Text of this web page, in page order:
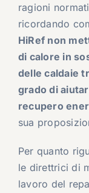
ragioni
ricordando
HiRef non
di calore in
delle caldaie
grado di
recupero
sua
Per quanto
le direttrici di
lavoro del